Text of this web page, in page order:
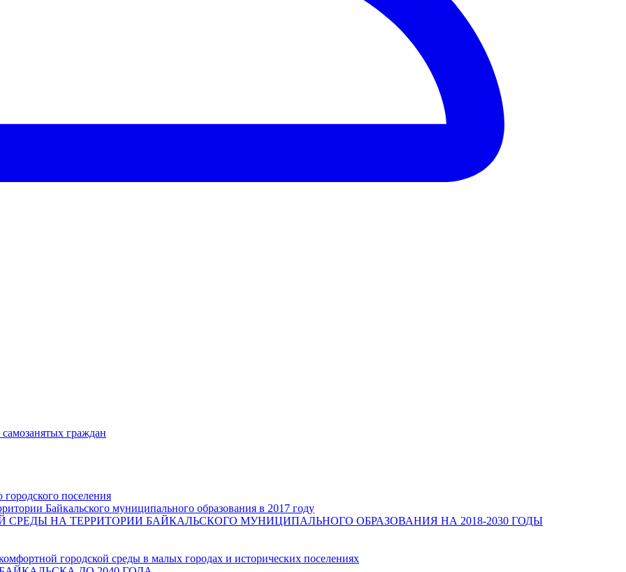
граждан
поселения
Байкальского муниципального образования в 2017 году
НА ТЕРРИТОРИИ БАЙКАЛЬСКОГО МУНИЦИПАЛЬНОГО ОБРАЗОВАНИЯ НА 2018-2030 ГОДЫ
городской среды в малых городах и исторических поселениях